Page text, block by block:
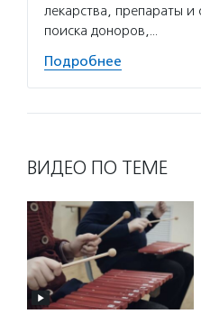
лекарства, препараты
поиска доноров,…
Подробнее
ВИДЕО ПО ТЕМЕ